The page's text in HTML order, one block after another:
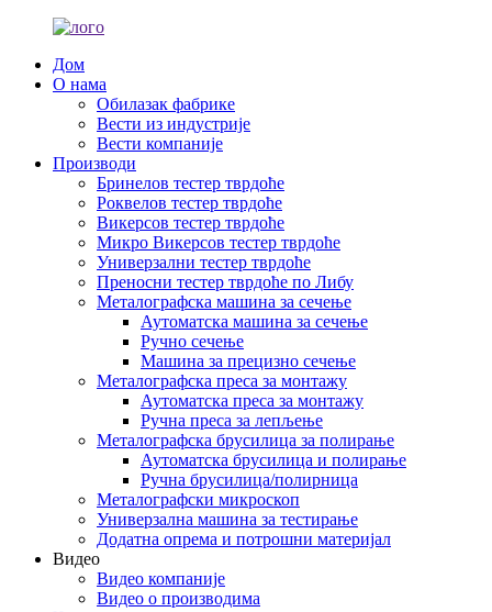
Дом
О нама
Обилазак фабрике
Вести из индустрије
Вести компаније
Производи
Бринелов тестер тврдоће
Роквелов тестер тврдоће
Викерсов тестер тврдоће
Микро Викерсов тестер тврдоће
Универзални тестер тврдоће
Преносни тестер тврдоће по Либу
Металографска машина за сечење
Аутоматска машина за сечење
Ручно сечење
Машина за прецизно сечење
Металографска преса за монтажу
Аутоматска преса за монтажу
Ручна преса за лепљење
Металографска брусилица за полирање
Аутоматска брусилица и полирање
Ручна брусилица/полирница
Металографски микроскоп
Универзална машина за тестирање
Додатна опрема и потрошни материјал
Видео
Видео компаније
Видео о производима